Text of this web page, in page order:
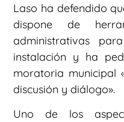
Laso ha defendido
dispone de
administrativas
instalación y ha
moratoria municipal
discusión y diálogo».
Uno de los